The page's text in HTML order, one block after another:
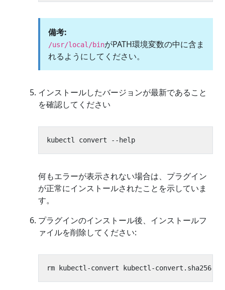
備考:
/usr/local/binがPATH環境変数の中に含ま
れるようにしてください。
インストールしたバージョンが最新であること
を確認してください
何もエラーが表示されない場合は、プラグイン
が正常にインストールされたことを示していま
す。
プラグインのインストール後、インストールフ
ァイルを削除してください: